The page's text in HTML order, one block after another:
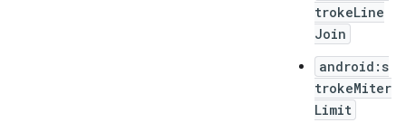
trokeLine
Join
android:s
trokeMiter
Limit